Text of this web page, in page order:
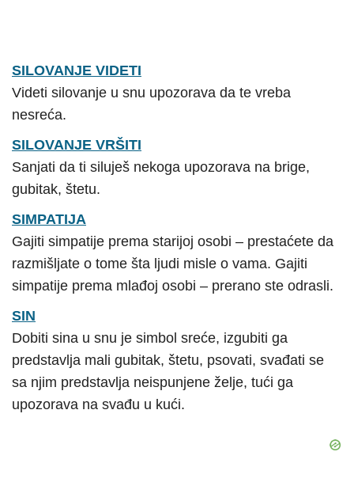
SILOVANJE VIDETI
Videti silovanje u snu upozorava da te vreba
nesreća.
SILOVANJE VRŠITI
Sanjati da ti siluješ nekoga upozorava na brige,
gubitak, štetu.
SIMPATIJA
Gajiti simpatije prema starijoj osobi – prestaćete da
razmišljate o tome šta ljudi misle o vama. Gajiti
simpatije prema mlađoj osobi – prerano ste odrasli.
SIN
Dobiti sina u snu je simbol sreće, izgubiti ga
predstavlja mali gubitak, štetu, psovati, svađati se
sa njim predstavlja neispunjene želje, tući ga
upozorava na svađu u kući.